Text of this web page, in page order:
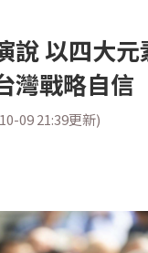
說 以四大元
灣戰略自信
09 21:39更新)